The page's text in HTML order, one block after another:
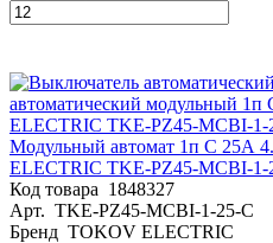
Модульный автомат 1п C 25А
ELECTRIC TKE-PZ45-MCBI-1-
Код товара 1848327
Арт. TKE-PZ45-MCBI-1-25-C
Бренд TOKOV ELECTRIC